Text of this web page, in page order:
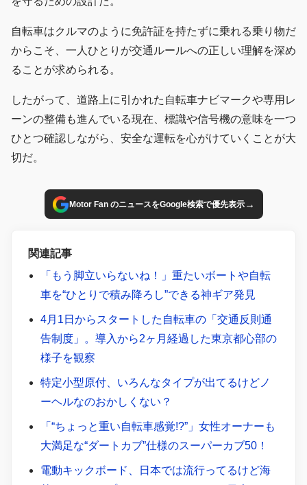
自転車はクルマのように免許証を持たずに乗れる乗り物だ
からこそ、一人ひとりが交通ルールへの正しい理解を深め
ることが求められる。
したがって、道路上に引かれた自転車ナビマークや専用レ
ーンの整備も進んでいる現在、標識や信号機の意味を一つ
ひとつ確認しながら、安全な運転を心がけていくことが大
切だ。
Motor Fan のニュースをGoogle検索で優先表示→
関連記事
「もう脚立いらないね！」重たいボートや自転
車を“ひとりで積み降ろし”できる神ギア発見
4月1日からスタートした自転車の「交通反則通
告制度」。導入から2ヶ月経過した東京都心部の
様子を観察
特定小型原付、いろんなタイプが出てるけどノ
ーヘルなのおかしくない？
「“ちょっと重い自転車感覚!?”」女性オーナーも
大満足な“ダートカブ”仕様のスーパーカブ50！
電動キックボード、日本では流行ってるけど海